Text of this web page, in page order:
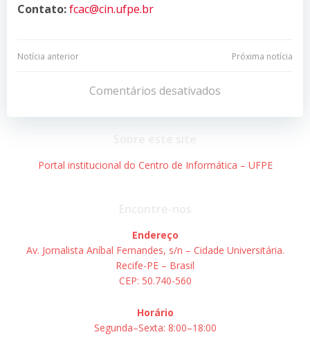
Contato:fcac@cin.ufpe.br
Navegação
Post
Notícia anterior
Navegação
de
Post
Próxima notícia
Comentários desativados
Portal institucional do Centro de Informática – UFPE
Endereço
Av. Jornalista Aníbal Fernandes, s/n – Cidade Universitária.
Recife-PE – Brasil
CEP: 50.740-560
Horário
Segunda–Sexta: 8:00–18:00